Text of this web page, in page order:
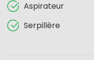
Aspirateur
Serpillère